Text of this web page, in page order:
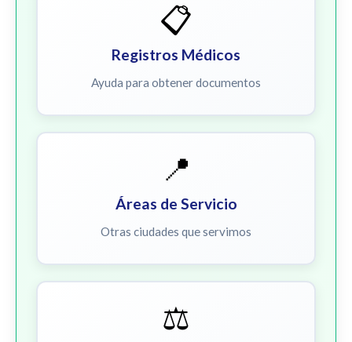
📋
Registros Médicos
Ayuda para obtener documentos
📍
Áreas de Servicio
Otras ciudades que servimos
⚖️